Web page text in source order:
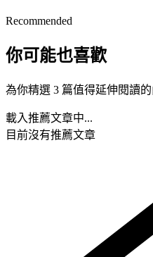
Recommended
你可能也喜歡
為你精選 3 篇值得延伸閱讀
載入推薦文章中...
目前沒有推薦文章